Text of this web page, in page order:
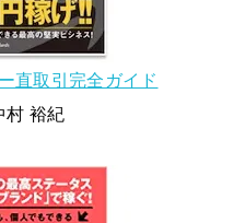
直取引完全ガイド
村 裕紀